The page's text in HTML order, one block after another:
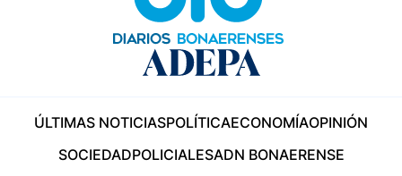
ÚLTIMAS NOTICIASPOLÍTICAECONOMÍAOPINIÓN
SOCIEDADPOLICIALESADN BONAERENSE